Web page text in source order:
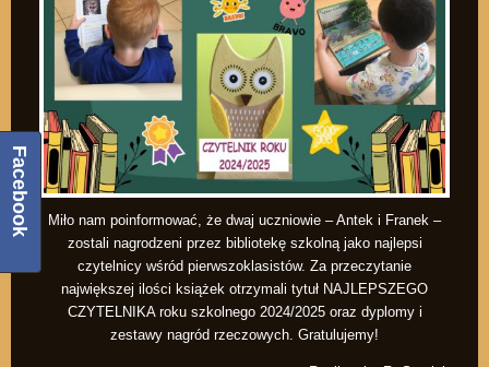
Miło nam poinformować, że dwaj uczniowie – Antek i Franek –
zostali nagrodzeni przez bibliotekę szkolną jako najlepsi
czytelnicy wśród pierwszoklasistów. Za przeczytanie
największej ilości książek otrzymali tytuł NAJLEPSZEGO
CZYTELNIKA roku szkolnego 2024/2025 oraz dyplomy i
zestawy nagród rzeczowych. Gratulujemy!
Facebook